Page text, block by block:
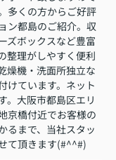
多くの方からご好評
ン都島のご紹介。収
ズボックスなど豊富
整理がしやすく便利
燥機・洗面所独立な
けています。ネット
。大阪市都島区エリ
京橋付近でお客様の
るまで、当社スタッ
て頂きます(#^^#)